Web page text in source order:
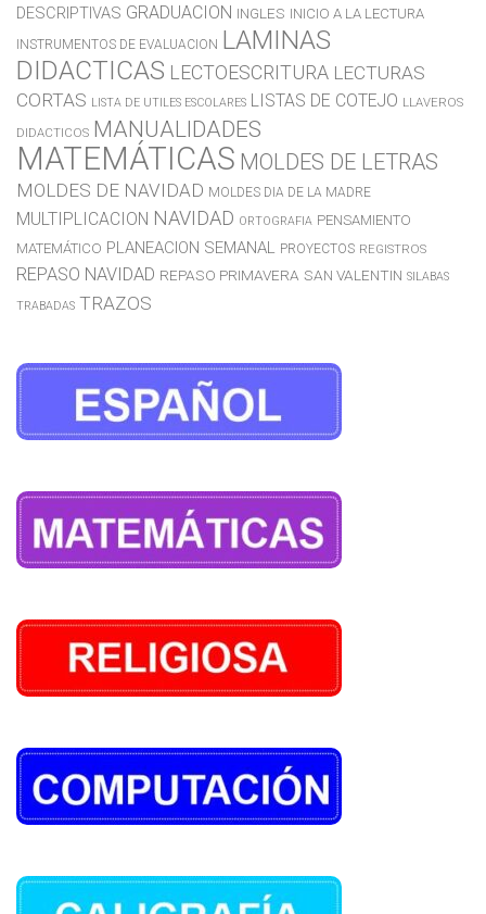
DESCRIPTIVAS GRADUACION INGLES INICIO A LA LECTURA
INSTRUMENTOS DE EVALUACION LAMINAS
DIDACTICAS LECTOESCRITURA LECTURAS
CORTAS LISTA DE UTILES ESCOLARES LISTAS DE COTEJO LLAVEROS
DIDACTICOS MANUALIDADES
MATEMÁTICAS MOLDES DE LETRAS
MOLDES DE NAVIDAD MOLDES DIA DE LA MADRE
MULTIPLICACION NAVIDAD ORTOGRAFIA PENSAMIENTO
MATEMÁTICO PLANEACION SEMANAL PROYECTOS REGISTROS
REPASO NAVIDAD REPASO PRIMAVERA SAN VALENTIN SILABAS
TRABADAS TRAZOS